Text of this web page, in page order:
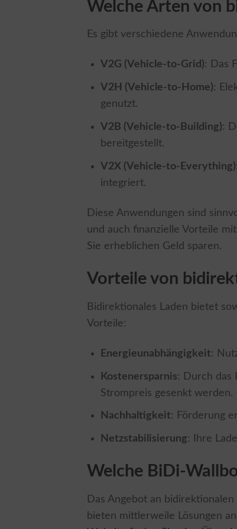
Welche Arten von
Es gibt verschiedene
V2G (Vehicle-to-Grid): Das
V2H (Vehicle-to-Home):
genutzt.
V2B (Vehicle-to-Building):
bereitgestellt.
V2X (Vehicle-to-Everything)
integriert.
Diese Anwendungen sind
und auch finanzielle Vorteile
Sie erheblichen Geld sparen.
Vorteile von
Bidirektionales Laden bietet
Vorteile:
Energieunabhängigkeit:
Kostenersparnis: Durch das
Strompreis gesenkt werden.
Nachhaltigkeit: Förderung
Netzstabilisierung: Ihre
Welche BiDi-
Das Angebot an
bieten mittlerweile Lösungen